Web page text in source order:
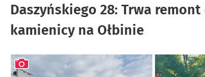
Daszyńskiego 28: Trwa
kamienicy na Ołbinie